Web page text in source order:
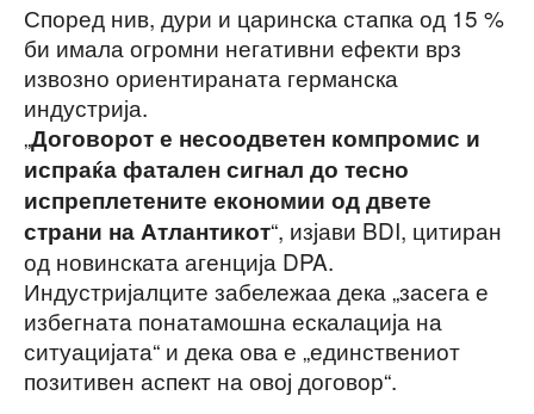
Според нив, дури и царинска стапка од 15 %
би имала огромни негативни ефекти врз
извозно ориентираната германска
индустрија.
„Договорот е несоодветен компромис и
испраќа фатален сигнал до тесно
испреплетените економии од двете
страни на Атлантикот“, изјави BDI, цитиран
од новинската агенција DPA.
Индустријалците забележаа дека „засега е
избегната понатамошна ескалација на
ситуацијата“ и дека ова е „единствениот
позитивен аспект на овој договор“.